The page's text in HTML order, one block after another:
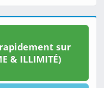
sur
& ILLIMITÉ)